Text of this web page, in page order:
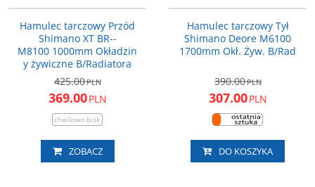
DARMOWA DOSTAWA
Hamulec tarczowy Przód
Shimano XT BR-­
M8100 1000mm Okładzin
y żywiczne B/Radiatora
425.00PLN
369.00PLN
ZOBACZ
DARMOWA DOSTAWA
Hamulec tarczowy Tył
Shimano Deore M6100
1700mm Okł. Żyw. B/Rad
390.00PLN
307.00PLN
DO KOSZYKA